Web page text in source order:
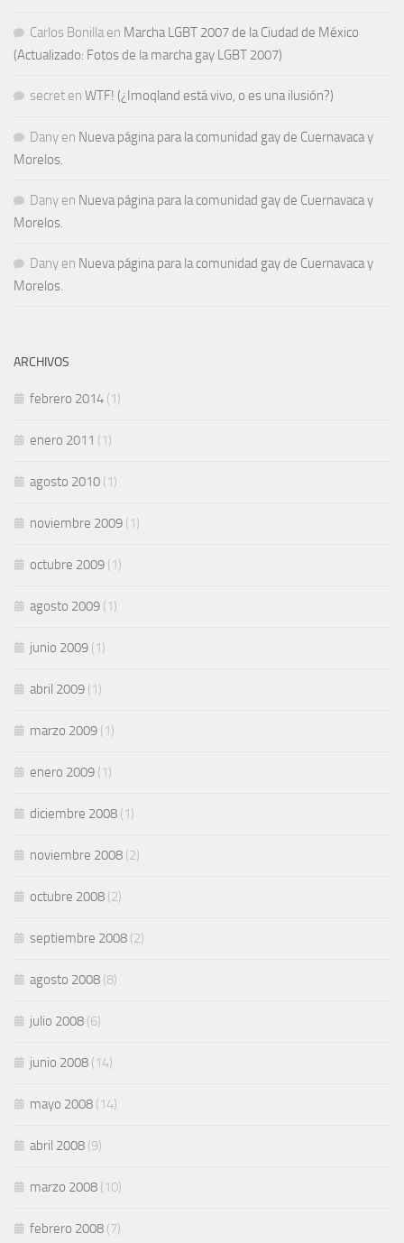
Carlos Bonilla en Marcha LGBT 2007 de la Ciudad de México
(Actualizado: Fotos de la marcha gay LGBT 2007)
secret en WTF! (¿Imoqland está vivo, o es una ilusión?)
Dany en Nueva página para la comunidad gay de Cuernavaca y
Morelos.
Dany en Nueva página para la comunidad gay de Cuernavaca y
Morelos.
Dany en Nueva página para la comunidad gay de Cuernavaca y
Morelos.
ARCHIVOS
febrero 2014 (1)
enero 2011 (1)
agosto 2010 (1)
noviembre 2009 (1)
octubre 2009 (1)
agosto 2009 (1)
junio 2009 (1)
abril 2009 (1)
marzo 2009 (1)
enero 2009 (1)
diciembre 2008 (1)
noviembre 2008 (2)
octubre 2008 (2)
septiembre 2008 (2)
agosto 2008 (8)
julio 2008 (6)
junio 2008 (14)
mayo 2008 (14)
abril 2008 (9)
marzo 2008 (10)
febrero 2008 (7)